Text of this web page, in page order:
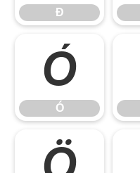
Ð
Ó
Ó